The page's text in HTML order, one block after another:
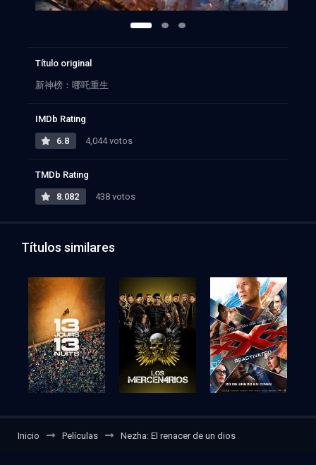
Título original
新神榜：哪吒重生
IMDb Rating
6.8 4,044 votos
TMDb Rating
8.082 438 votos
Títulos similares
Inicio Películas Nezha: El renacer de un dios